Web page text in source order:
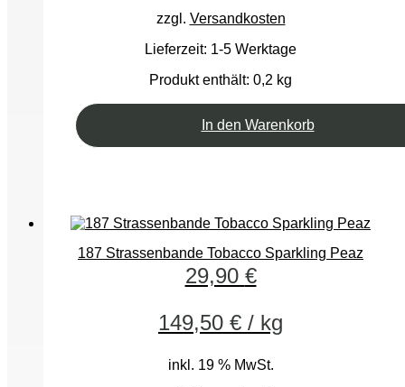
zzgl. Versandkosten
Lieferzeit: 1-5 Werktage
Produkt enthält: 0,2 kg
In den Warenkorb
187 Strassenbande Tobacco Sparkling Peaz
29,90 €
149,50 € / kg
inkl. 19 % MwSt.